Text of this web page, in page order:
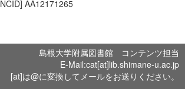
AA12171265
島根大学附属図書館 コンテンツ担当
E-Mail:cat[at]lib.shimane-u.ac.jp
[at]は@に変換してメールをお送りください。